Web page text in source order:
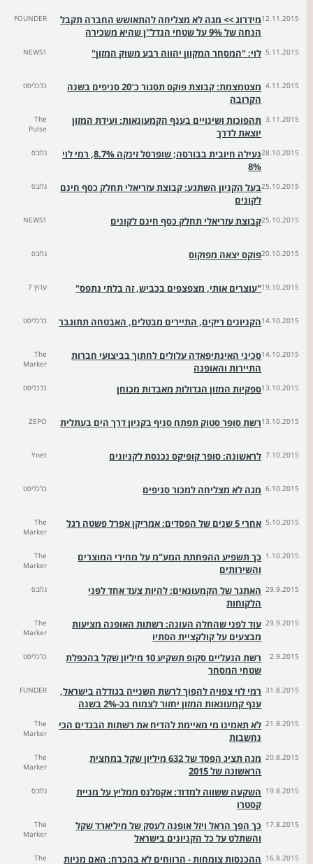
12.11.2015מידרוג >> מגה לא מצליחה להתאושש החברה תקבל
הנחה של 9% על שטחי הנדל"ן שהיא משכירה
FOUNDER
5.11.2015 לוי: "המסחר המקוון יהווה רבע משוק המזון" NEWS1
4.11.2015
מצטמצמת: קבוצת פוקס תסגור כ־20 סניפים בשנה
הקרובה
כלכליסט
3.11.2015 תהפוכות ושינויים בענף הקמעונאות: ועידת המזון
יוצאת לדרך
The
Pulse
28.10.2015
נעילה חיובית בבורסה; שופרסל זינקה 8.7%, רמי לוי
8%
גלובס
25.10.2015בעל הקניון השתגע: קבוצת עזריאלי תחלק כסף חינם
לקונים
גלובס
25.10.2015קבוצת עזריאלי תחלק כסף חינם לקונים NEWS1
20.10.2015פוקס יצאה מפוקוס גלובס
19.10.2015"עוצרים אותי, מצפצפים בכביש, זה בלתי נתפס" ערוץ 7
14.10.2015הקניונים ריקים, התיירים מבטלים, האבטחה תתוגבר כלכליסט
14.10.2015סכיני האינתיפאדה עלולים לחתוך בביצועי חברות
התיירות והאופנה
The
Marker
13.10.2015ספקיות המזון הגדולות מאבדות מכוחן כלכליסט
13.10.2015רשת סופר סטוק תפתח סניף בקניון דרך הים בעתלית ZEPO
7.10.2015 לראשונה: סופר קופיקס נכנסת לקניונים Ynet
6.10.2015 מגה לא מצליחה למכור סניפים כלכליסט
5.10.2015 אחרי 5 שנים של הפסדים: אמריקן אפרל פשטה רגל
The
Marker
1.10.2015 כך תשפיע ההפחתת המע"מ על מחירי המוצרים
והשירותים
The
Marker
29.9.2015 האתגר של הקמעונאים: להיות צעד אחד לפני
הלקוחות
גלובס
29.9.2015 עוד לפני שהחלה העונה: רשתות האופנה מציעות
מבצעים על קולקציית הסתיו
The
Marker
2.9.2015
רשת הנעליים סקופ תשקיע 10 מיליון שקל בהכפלת
שטחי המסחר
כלכליסט
31.8.2015 רמי לוי צפויה להפוך לרשת השנייה בגודלה בישראל,
ענף קמעונאות המזון יחזור לצמוח בכ-2% בשנה
FUNDER
21.8.2015 לא תאמינו מי מאיימת להדיח את רשתות הבגדים הכי
נחשבות
The
Marker
20.8.2015
מגה תציג הפסד של 632 מיליון שקל במחצית
הראשונה של 2015
The
Marker
19.8.2015 השקעה ששווה למדוד: אקסלנס ממליץ על מניית
קסטרו
גלובס
17.8.2015 כך הפך הראל ויזל אופנה לעסק של מיליארד שקל
והשתלט על כל הקניונים בישראל
The
Marker
16.8.2015 ההכנסות צומחות - הרווחים לא בהכרח: האם מניות
The